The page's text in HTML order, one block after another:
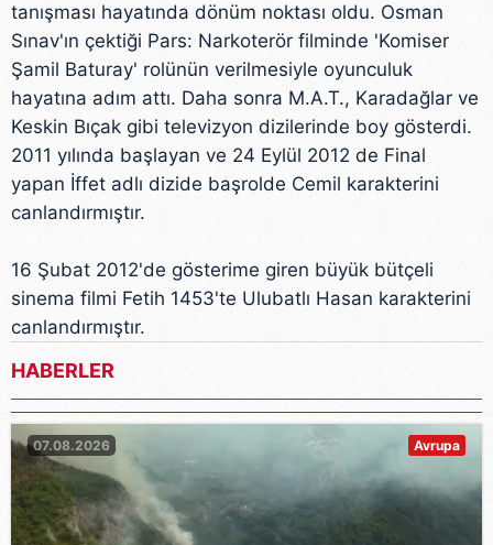
tanışması hayatında dönüm noktası oldu. Osman
Sınav'ın çektiği Pars: Narkoterör filminde 'Komiser
Şamil Baturay' rolünün verilmesiyle oyunculuk
hayatına adım attı. Daha sonra M.A.T., Karadağlar ve
Keskin Bıçak gibi televizyon dizilerinde boy gösterdi.
2011 yılında başlayan ve 24 Eylül 2012 de Final
yapan İffet adlı dizide başrolde Cemil karakterini
canlandırmıştır.
16 Şubat 2012'de gösterime giren büyük bütçeli
sinema filmi Fetih 1453'te Ulubatlı Hasan karakterini
canlandırmıştır.
HABERLER
07.08.2026 Avrupa